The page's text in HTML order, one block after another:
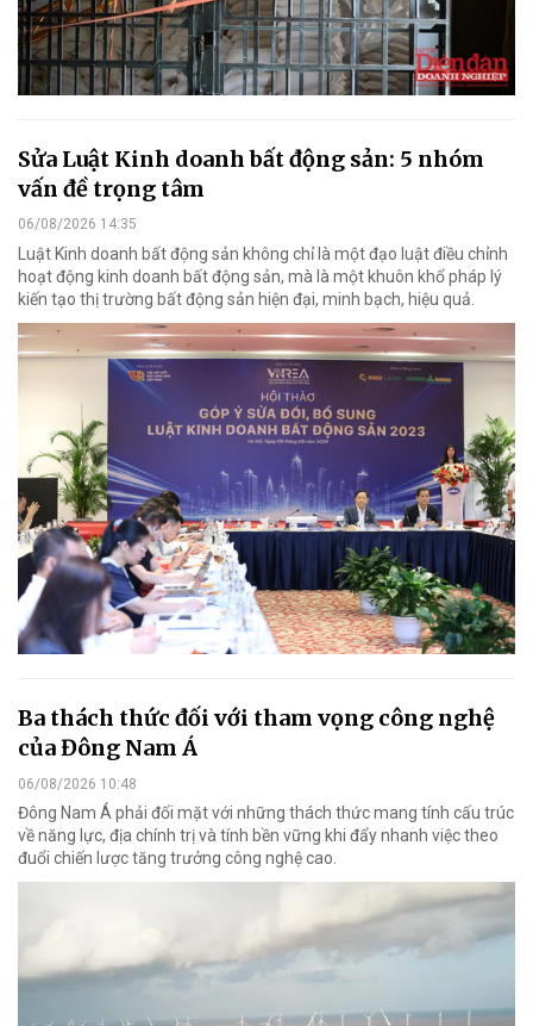
Sửa Luật Kinh doanh bất động sản: 5 nhóm
vấn đề trọng tâm
06/08/2026 14:35
Luật Kinh doanh bất động sản không chỉ là một đạo luật điều chỉnh
hoạt động kinh doanh bất động sản, mà là một khuôn khổ pháp lý
kiến tạo thị trường bất động sản hiện đại, minh bạch, hiệu quả.
Ba thách thức đối với tham vọng công nghệ
của Đông Nam Á
06/08/2026 10:48
Đông Nam Á phải đối mặt với những thách thức mang tính cấu trúc
về năng lực, địa chính trị và tính bền vững khi đẩy nhanh việc theo
đuổi chiến lược tăng trưởng công nghệ cao.